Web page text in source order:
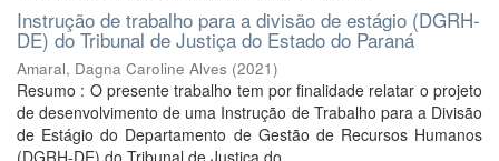
Instrução de trabalho para a divisão de estágio (DGRH-
DE) do Tribunal de Justiça do Estado do Paraná
Amaral, Dagna Caroline Alves (2021)
Resumo : O presente trabalho tem por finalidade relatar o projeto
de desenvolvimento de uma Instrução de Trabalho para a Divisão
de Estágio do Departamento de Gestão de Recursos Humanos
(DGRH-DE) do Tribunal de Justiça do ...